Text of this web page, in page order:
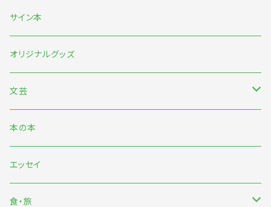
5月末〜伊藤紺『わたしのなかにある巨大な星』刊行記念フェア
7月『グッバイ・ハロー・ワールド』『終末パートナー』刊行記念
サイン本
オリジナルグッズ
文芸
日本文芸
海外文芸
詩歌・短歌・俳句
本の本
エッセイ
食・旅